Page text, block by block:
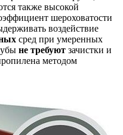
также высокой
шероховатости
воздействие
сред при умеренных
не требуют зачистки и
методом